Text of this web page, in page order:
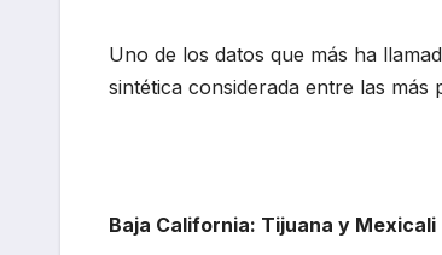
Uno de los datos que más ha
sintética considerada entre las más
Baja California: Tijuana y Mexicali